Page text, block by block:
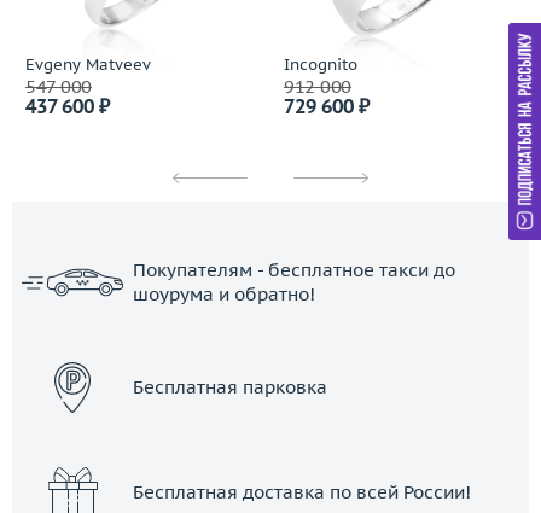
Evgeny Matveev
547 000
437 600 ₽
Incognito
912 000
729 600 ₽
Покупателям - бесплатное такси до
шоурума и обратно!
Бесплатная парковка
Бесплатная доставка по всей России!